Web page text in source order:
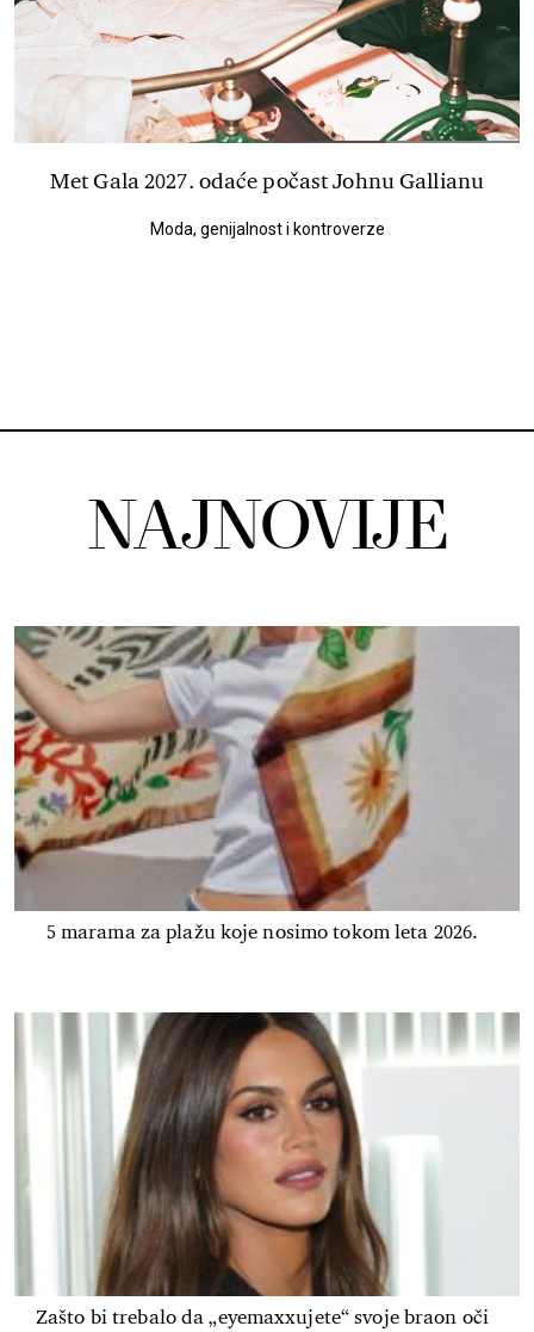
Met Gala 2027. odaće počast Johnu Gallianu
Moda, genijalnost i kontroverze
NAJNOVIJE
5 marama za plažu koje nosimo tokom leta 2026.
Zašto bi trebalo da „eyemaxxujete“ svoje braon oči